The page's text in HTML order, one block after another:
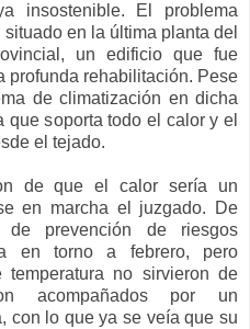
insostenible. El problema
en la última planta del
un edificio que fue
profunda rehabilitación. Pese
de climatización en dicha
soporta todo el calor y el
el tejado.
de que el calor sería un
en marcha el juzgado. De
prevención de riesgos
en torno a febrero, pero
no sirvieron de
acompañados por un
con lo que ya se veía que su